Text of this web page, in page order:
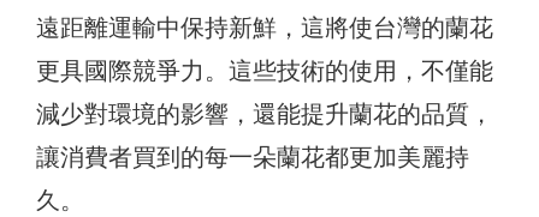
遠距離運輸中保持新鮮，這將使台灣的蘭花
更具國際競爭力。這些技術的使用，不僅能
減少對環境的影響，還能提升蘭花的品質，
讓消費者買到的每一朵蘭花都更加美麗持
久。